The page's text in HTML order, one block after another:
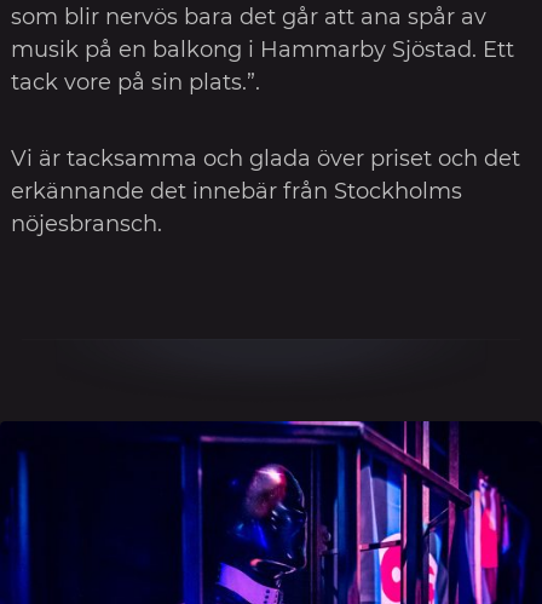
som blir nervös bara det går att ana spår av
musik på en balkong i Hammarby Sjöstad. Ett
tack vore på sin plats.”.
Vi är tacksamma och glada över priset och det
erkännande det innebär från Stockholms
nöjesbransch.